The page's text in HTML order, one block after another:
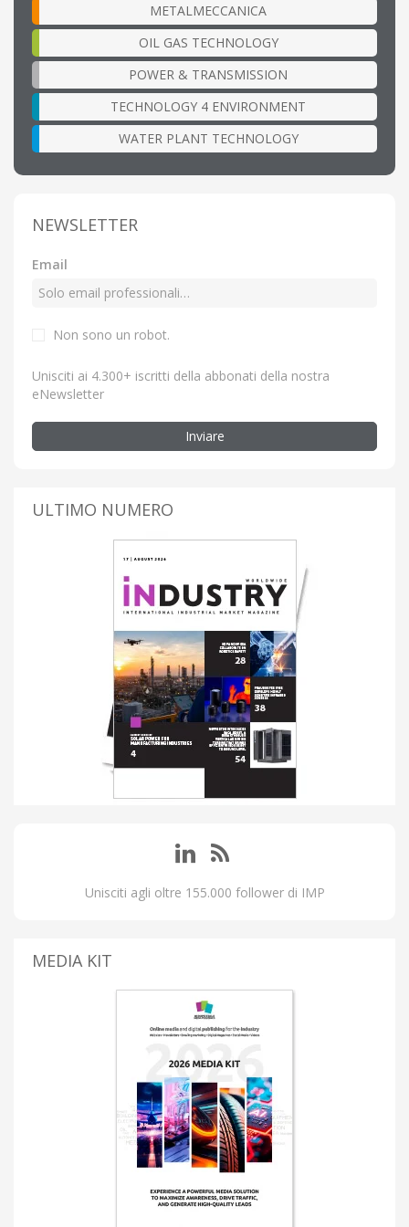
METALMECCANICA
OIL GAS TECHNOLOGY
POWER & TRANSMISSION
TECHNOLOGY 4 ENVIRONMENT
WATER PLANT TECHNOLOGY
NEWSLETTER
Email
Non sono un robot.
Unisciti ai 4.300+ iscritti della abbonati della nostra
eNewsletter
Inviare
ULTIMO NUMERO
Unisciti agli oltre 155.000 follower di IMP
MEDIA KIT